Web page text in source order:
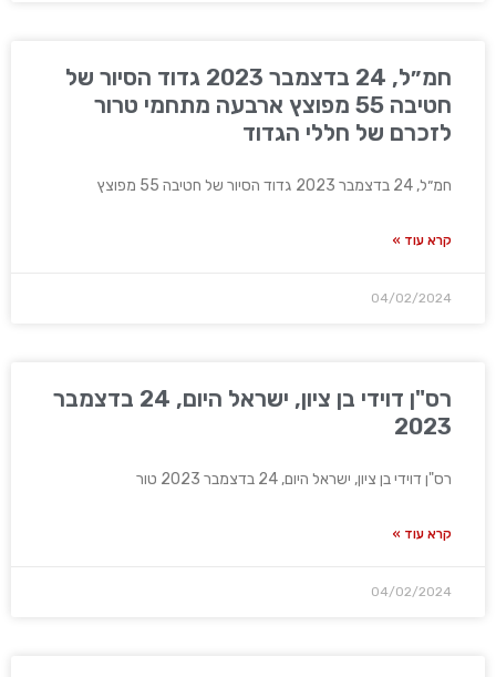
חמ״ל, 24 בדצמבר 2023 גדוד הסיור של
חטיבה 55 מפוצץ ארבעה מתחמי טרור
לזכרם של חללי הגדוד
חמ״ל, 24 בדצמבר 2023 גדוד הסיור של חטיבה 55 מפוצץ
קרא עוד »
04/02/2024
רס"ן דוידי בן ציון, ישראל היום, 24 בדצמבר
2023
רס"ן דוידי בן ציון, ישראל היום, 24 בדצמבר 2023 טור
קרא עוד »
04/02/2024